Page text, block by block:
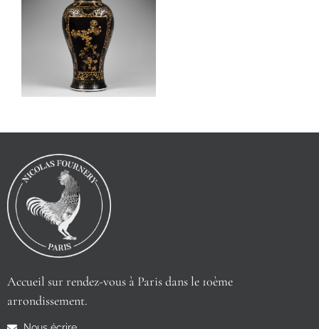
Accueil sur rendez-vous à Paris dans le 10ème
arrondissement.